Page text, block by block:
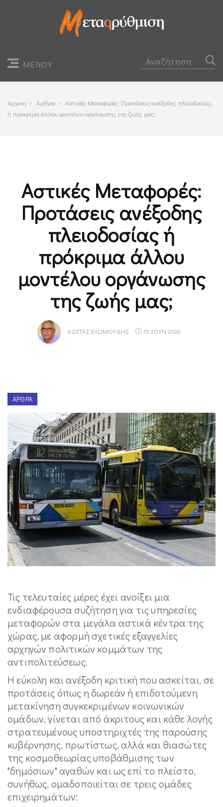
ΜΕΝΟΥ
Αρχικη > Αρθρα > Αστικές Μεταφορές: Προτάσεις ανέξοδης πλειοδοσίας
ή πρόκριμα άλλου μοντέλου οργάνωσης της ζωής μας;
Αστικές Μεταφορές:
Προτάσεις ανέξοδης
πλειοδοσίας ή
πρόκριμα άλλου
μοντέλου οργάνωσης
της ζωής μας;
ΚΏΣΤΑΣ ΧΛΩΜΟΎΔΗΣ 15 ΙΟΥΝ 2026
ΆΡΘΡΑ
Τις τελευταίες μέρες έχει ανοίξει μια
ενδιαφέρουσα συζήτηση για τις υπηρεσίες
μεταφορών στα μεγάλα αστικά κέντρα της
χώρας, με αφορμή σχετικές εξαγγελίες
αρχηγών πολιτικών κομμάτων της
αντιπολιτεύσεως.
Η εύκολη και ανέξοδη κριτική που ασκείται, σε
προτάσεις όπως η δωρεάν ή επιδοτούμενη
μετακίνηση συγκεκριμένων κοινωνικών
ομάδων, γίνεται από άκριτους και κάθε λογής
στρατευμένους υποστηριχτές της παρούσης
κυβέρνησης, πρωτίστως, αλλά και θιασώτες
της κοσμοθεωρίας υποβάθμισης των
"δημόσιων" αγαθών και ως επί το πλείστο,
συνήθως, ομαδοποιείται σε τρεις ομάδες
επιχειρημάτων: